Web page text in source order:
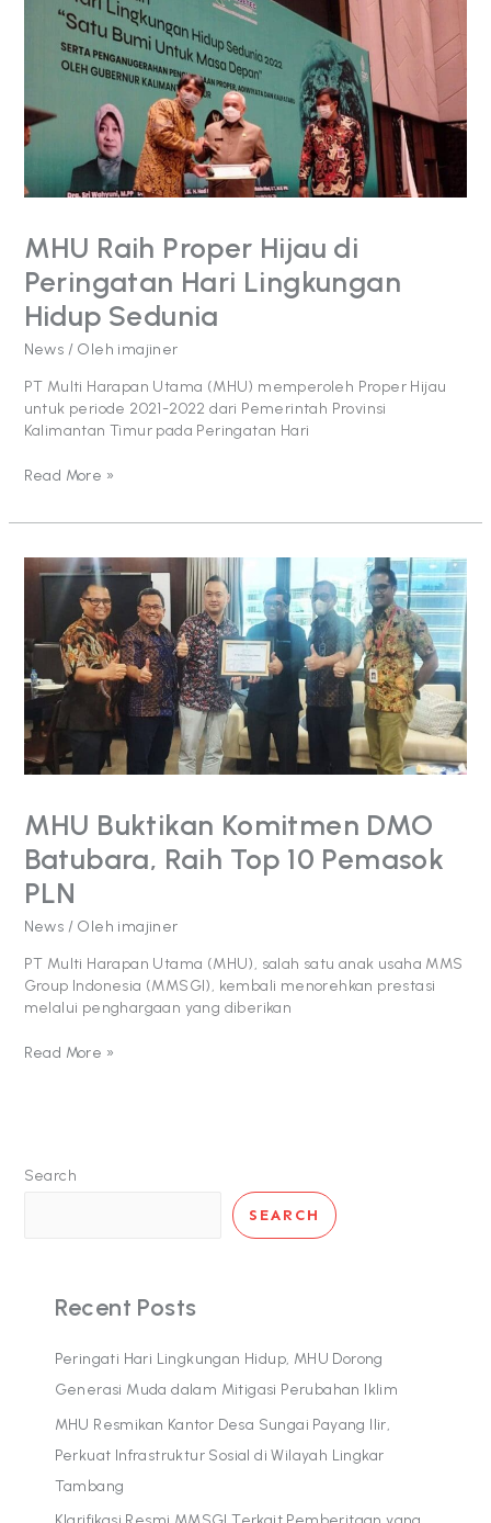
MHU Raih Proper Hijau di
Peringatan Hari Lingkungan
Hidup Sedunia
News / Oleh imajiner
PT Multi Harapan Utama (MHU) memperoleh Proper Hijau
untuk periode 2021-2022 dari Pemerintah Provinsi
Kalimantan Timur pada Peringatan Hari
Proper
Hari
Lingkungan
Sedunia
Read More »
MHU Buktikan Komitmen DMO
Batubara, Raih Top 10 Pemasok
PLN
News / Oleh imajiner
PT Multi Harapan Utama (MHU), salah satu anak usaha MMS
Group Indonesia (MMSGI), kembali menorehkan prestasi
melalui penghargaan yang diberikan
MHU
Buktikan
Komitmen
Batubara,
Raih
Top
Pemasok
PLN
Read More »
Search
SEARCH
Recent Posts
Peringati Hari Lingkungan Hidup, MHU Dorong
Generasi Muda dalam Mitigasi Perubahan Iklim
MHU Resmikan Kantor Desa Sungai Payang Ilir,
Perkuat Infrastruktur Sosial di Wilayah Lingkar
Tambang